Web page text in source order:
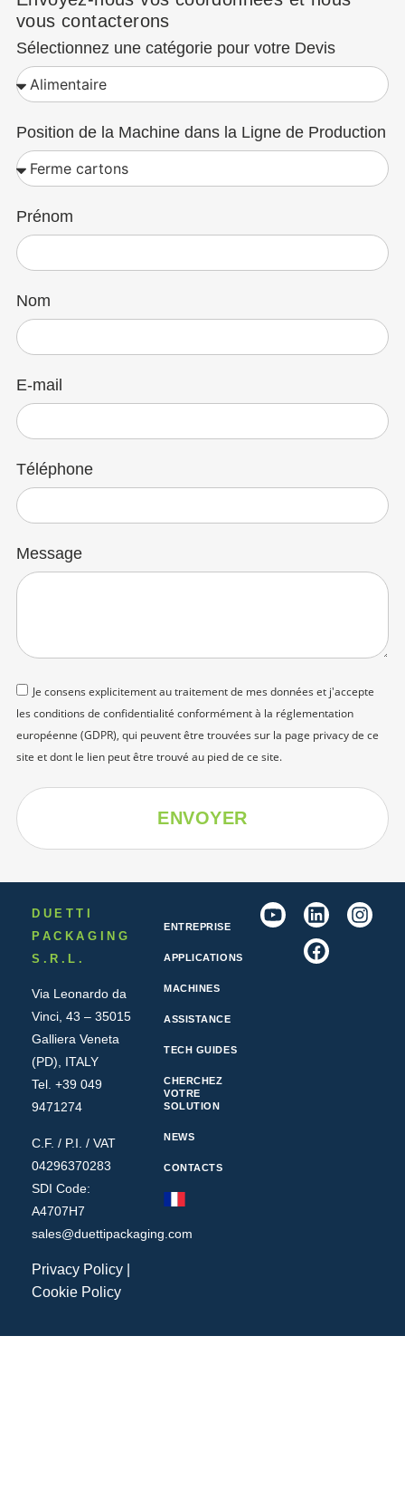
vous contacterons
Sélectionnez une catégorie pour votre Devis
Position de la Machine dans la Ligne de Production
Prénom
Nom
E-mail
Téléphone
Message
Je consens explicitement au traitement de mes données et j'accepte
les conditions de confidentialité conformément à la réglementation
européenne (GDPR), qui peuvent être trouvées sur la page privacyde ce
site et dont le lien peut être trouvé au pied de ce site.
ENVOYER
DUETTI
PACKAGING
S.R.L.
Via Leonardo da
Vinci, 43 – 35015
Galliera Veneta
(PD), ITALY
Tel. +39 049
9471274
C.F. / P.I. / VAT
04296370283
SDI Code:
A4707H7
sales@duettipackaging.com
Privacy Policy
Cookie Policy
ENTREPRISE
APPLICATIONS
MACHINES
ASSISTANCE
TECH GUIDES
CHERCHEZ
VOTRE
SOLUTION
NEWS
CONTACTS